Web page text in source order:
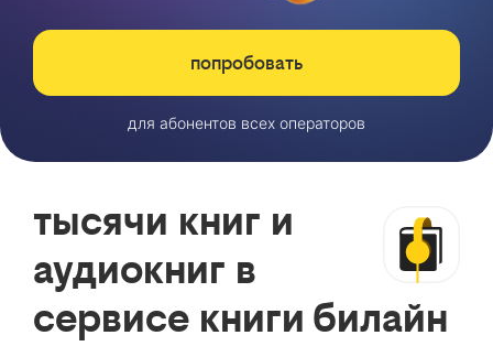
попробовать
для абонентов всех операторов
тысячи книг и
аудиокниг в
сервисе книги билайн